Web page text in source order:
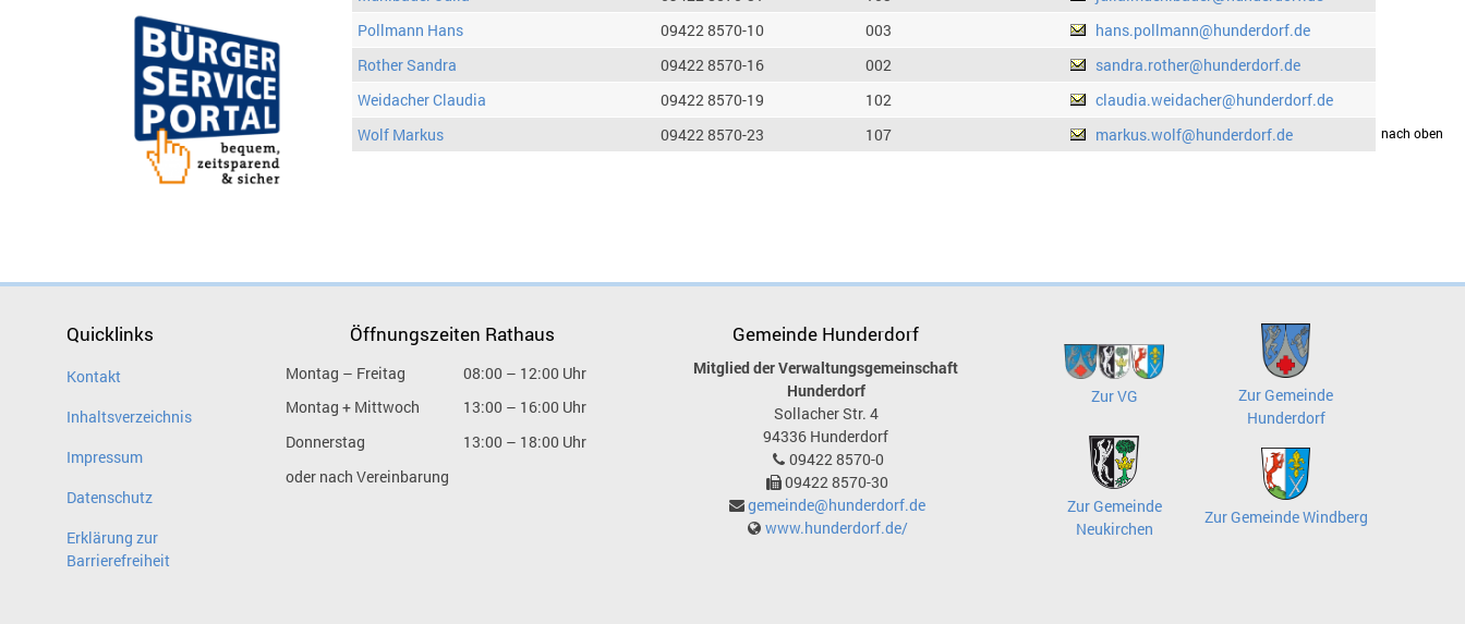
Pollmann Hans
09422 8570-10 003
hans.pollmann@hunderdorf.de
Rother Sandra
09422 8570-16 002
sandra.rother@hunderdorf.de
Weidacher Claudia
09422 8570-19 102
claudia.weidacher@hunderdorf.de
Wolf Markus
09422 8570-23 107 markus.wolf@hunderdorf.dedrucken nach oben
Quicklinks
Kontakt
Inhaltsverzeichnis
Impressum
Datenschutz
Erklärung zur
Barrierefreiheit
Öffnungszeiten Rathaus
Montag – Freitag
08:00 – 12:00 Uhr
Montag + Mittwoch
13:00 – 16:00 Uhr
Donnerstag
13:00 – 18:00 Uhr
oder nach Vereinbarung
Gemeinde Hunderdorf
Mitglied der Verwaltungsgemeinschaft
Hunderdorf
Sollacher Str. 4
94336 Hunderdorf
09422 8570-0
09422 8570-30
gemeinde@hunderdorf.de
www.hunderdorf.de/
Zur VG
Zur Gemeinde
Hunderdorf
Zur Gemeinde
Neukirchen
Zur Gemeinde Windberg